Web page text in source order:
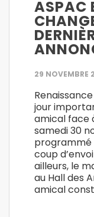
ASPAC
29 NOVEMBRE
jour
amical face
samedi 30
programmé
coup
ailleurs, le
au Hall des
amical